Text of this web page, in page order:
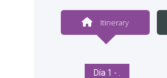
Itinerary
Día 1 - .